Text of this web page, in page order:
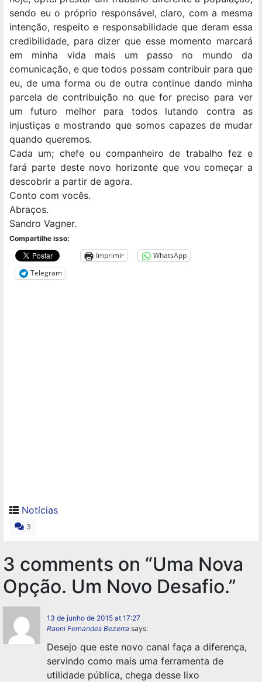
sendo eu o próprio responsável, claro, com a mesma
intenção, respeito e responsabilidade que deram essa
credibilidade, para dizer que esse momento marcará
em minha vida mais um passo no mundo da
comunicação, e que todos possam contribuir para que
eu, de uma forma ou de outra continue dando minha
parcela de contribuição no que for preciso para ver
um futuro melhor para todos lutando contra as
injustiças e mostrando que somos capazes de mudar
quando queremos.
Cada um; chefe ou companheiro de trabalho fez e
fará parte deste novo horizonte que vou começar a
descobrir a partir de agora.
Conto com vocês.
Abraços.
Sandro Vagner.
Compartilhe isso:
Imprimir
WhatsApp
Telegram
Notícias
3
3 comments on “Uma Nova
Opção. Um Novo Desafio.”
13 de junho de 2015 at 17:27
Raoni Fernandes Bezerra says:
Desejo que este novo canal faça a diferença,
servindo como mais uma ferramenta de
utilidade pública, chega desse lixo